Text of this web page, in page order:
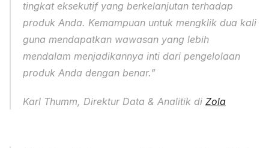
tingkat eksekutif yang berkelanjutan terhadap
produk Anda. Kemampuan untuk mengklik dua kali
guna mendapatkan wawasan yang lebih
mendalam menjadikannya inti dari pengelolaan
produk Anda dengan benar.”
Karl Thumm, Direktur Data & Analitik di Zola